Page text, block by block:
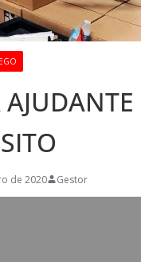
de 2020 Gestor